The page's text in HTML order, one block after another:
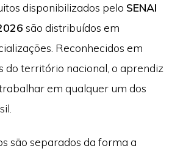
disponibilizados pelo SENAI
são distribuídos em
Reconhecidos em
do território nacional, o aprendiz
em qualquer um dos
são separados da forma a